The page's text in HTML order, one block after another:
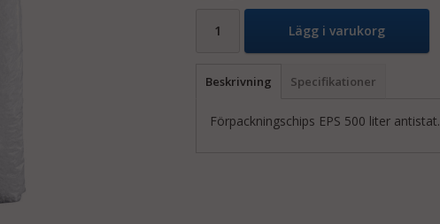
Lägg i varukorg
Beskrivning Specifikationer
Förpackningschips EPS 500 liter antistat.